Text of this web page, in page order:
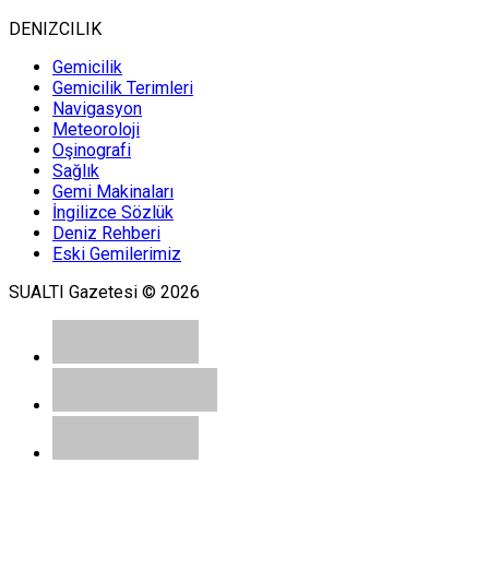
DENIZCILIK
Gemicilik
Gemicilik Terimleri
Navigasyon
Meteoroloji
Oşinografi
Sağlık
Gemi Makinaları
İngilizce Sözlük
Deniz Rehberi
Eski Gemilerimiz
SUALTI Gazetesi © 2026